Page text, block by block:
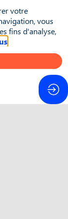
votre
vous
fins d'analyse,